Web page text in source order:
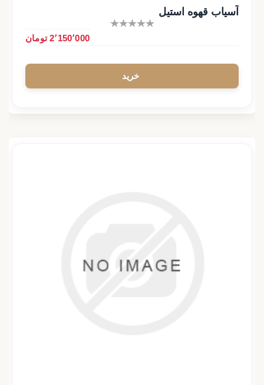
آسیاب قهوه استیل
2٬150٬000 تومان